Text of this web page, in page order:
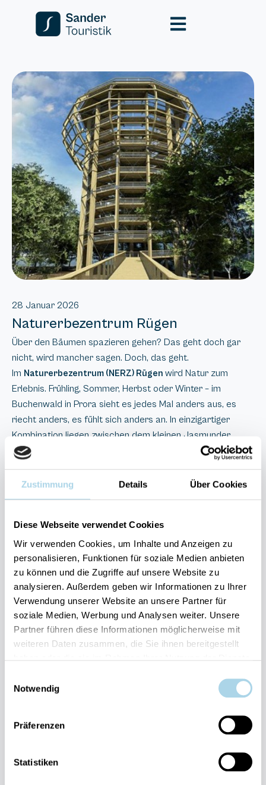
Zustimmung Details Über Cookies
Diese Webseite verwendet Cookies
Wir verwenden Cookies, um Inhalte und Anzeigen zu
personalisieren, Funktionen für soziale Medien anbieten
zu können und die Zugriffe auf unsere Website zu
analysieren. Außerdem geben wir Informationen zu Ihrer
Verwendung unserer Website an unsere Partner für
soziale Medien, Werbung und Analysen weiter. Unsere
Partner führen diese Informationen möglicherweise mit
weiteren Daten zusammen, die Sie ihnen bereitgestellt
Notwendig
Präferenzen
Statistiken
28 Januar 2026
Naturerbezentrum Rügen
Über den Bäumen spazieren gehen? Das geht doch gar
nicht, wird mancher sagen. Doch, das geht.
Im Naturerbezentrum (NERZ) Rügen wird Natur zum
Erlebnis. Frühling, Sommer, Herbst oder Winter – im
Buchenwald in Prora sieht es jedes Mal anders aus, es
riecht anders, es fühlt sich anders an. In einzigartiger
Kombination liegen zwischen dem kleinen Jasmunder
Bodden und der Prorer Wiek die drei Ökosysteme Wald,
Prora. Kleine und große Besucher können hier spielerisch
Natur erleben und verstehen: auf Augenhöhe mit
Baumwipfelpfad, auf geführten Wanderungen wie zu den
berühmten Feuersteinfeldern oder in den spannenden
Erlebnisausstellungen.
Highlight ist der 40 Meter hohe Aussichtsturm des
Baumwipfelpfades, der einem Adlerhorst nachempfunden
ist. Aus einer Höhe von 82 Metern über dem
Meeresspiegel erlaubt er einen freien Blick über die
einzigartige Landschaft der Insel Rügen. Und mit etwas
Glück können Besucher von hier aus heimische Seeadler
– das sollte man unbedingt erlebt haben.